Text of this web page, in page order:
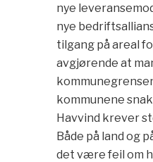
nye
nye
tilgang på areal
avgjørende at
kommunene
Havvind krever
Både på land og
det være feil om